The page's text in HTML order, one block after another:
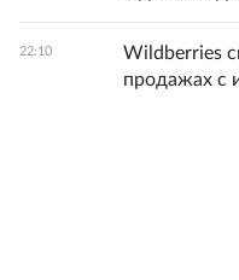
22:10
Wildberries
продажах с